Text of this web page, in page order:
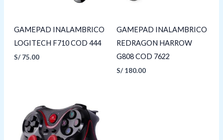
GAMEPAD INALAMBRICO
LOGITECH F710 COD 444
S/75.00
GAMEPAD INALAMBRICO
REDRAGON HARROW
G808 COD 7622
S/ 180.00